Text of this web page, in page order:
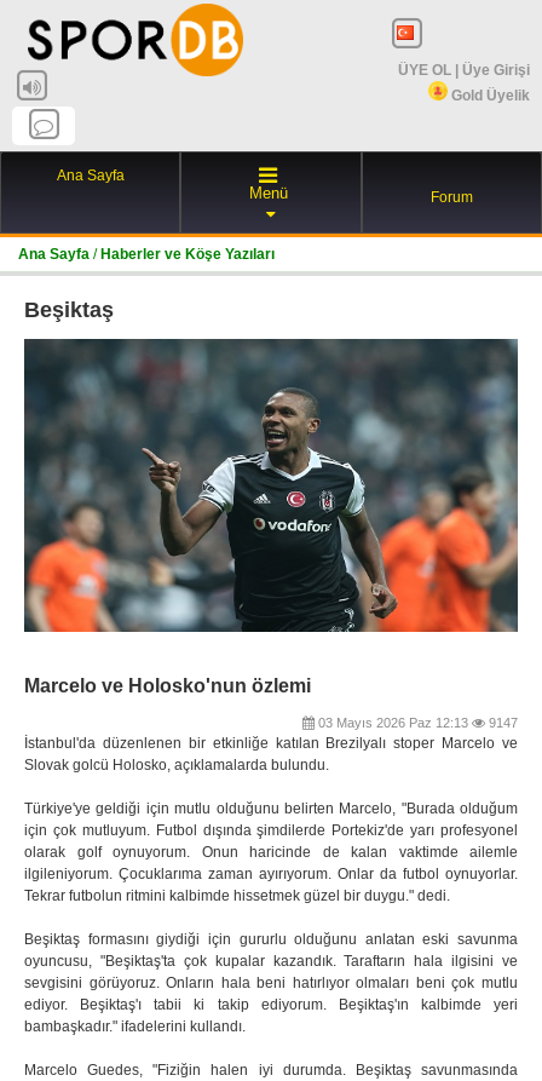
ÜYE OL
Üye Girişi
Gold Üyelik
Ana Sayfa
Menü Forum
Ana Sayfa / Haberler ve Köşe Yazıları
Beşiktaş
Marcelo ve Holosko'nun özlemi
03 Mayıs 2026 Paz 12:13 9147
İstanbul'da düzenlenen bir etkinliğe katılan Brezilyalı stoper Marcelo ve
Slovak golcü Holosko, açıklamalarda bulundu.
Türkiye'ye geldiği için mutlu olduğunu belirten Marcelo, "Burada olduğum
için çok mutluyum. Futbol dışında şimdilerde Portekiz'de yarı profesyonel
olarak golf oynuyorum. Onun haricinde de kalan vaktimde ailemle
ilgileniyorum. Çocuklarıma zaman ayırıyorum. Onlar da futbol oynuyorlar.
Tekrar futbolun ritmini kalbimde hissetmek güzel bir duygu." dedi.
Beşiktaş formasını giydiği için gururlu olduğunu anlatan eski savunma
oyuncusu, "Beşiktaş'ta çok kupalar kazandık. Taraftarın hala ilgisini ve
sevgisini görüyoruz. Onların hala beni hatırlıyor olmaları beni çok mutlu
ediyor. Beşiktaş'ı tabii ki takip ediyorum. Beşiktaş'ın kalbimde yeri
bambaşkadır." ifadelerini kullandı.
Marcelo Guedes, "Fiziğin halen iyi durumda. Beşiktaş savunmasında